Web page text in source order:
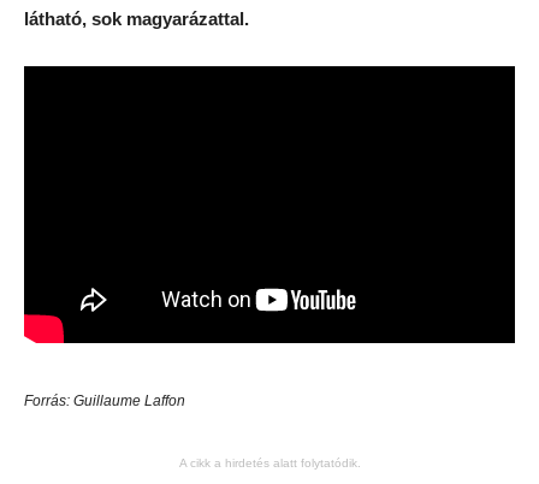
látható, sok magyarázattal.
Forrás: Guillaume Laffon
A cikk a hirdetés alatt folytatódik.